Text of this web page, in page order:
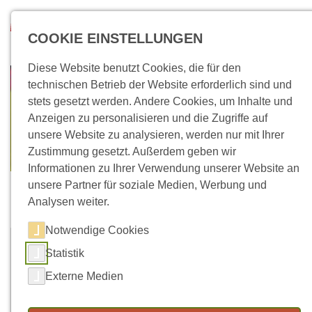
Direkt zum Inhalt
Neuigkeiten
13.06.2023
Ritterspektakel
COOKIE EINSTELLUNGEN
Diese Website benutzt Cookies, die für den
technischen Betrieb der Website erforderlich sind und
stets gesetzt werden. Andere Cookies, um Inhalte und
Anzeigen zu personalisieren und die Zugriffe auf
unsere Website zu analysieren, werden nur mit Ihrer
Zustimmung gesetzt. Außerdem geben wir
Informationen zu Ihrer Verwendung unserer Website an
unsere Partner für soziale Medien, Werbung und
Analysen weiter.
Notwendige Cookies
Statistik
Externe Medien